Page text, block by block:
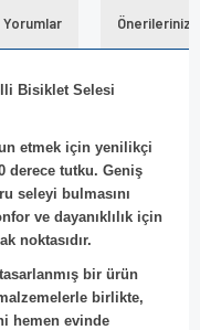
Yorumlar Önerileriniz
Bisiklet Selesi
etmek için yenilikçi
derece tutku. Geniş
seleyi bulmasını
ve dayanıklılık için
noktasıdır.
bir ürün
birlikte,
hemen evinde